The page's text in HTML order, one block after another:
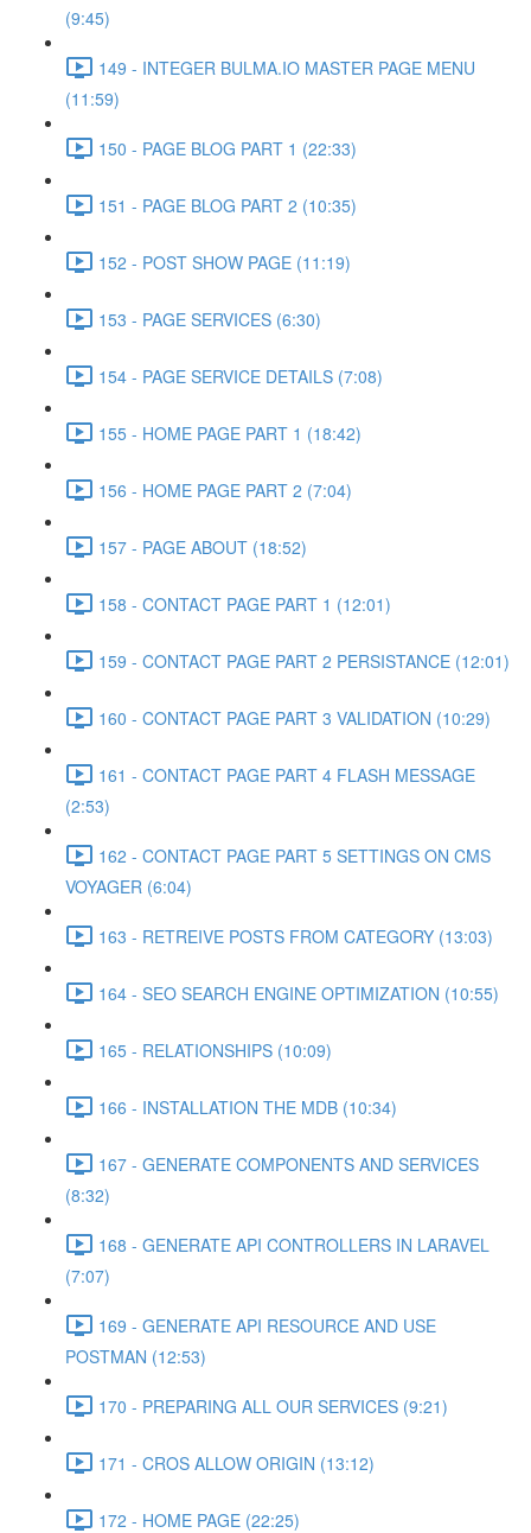
(9:45)
149 - INTEGER BULMA.IO MASTER PAGE MENU
(11:59)
150 - PAGE BLOG PART 1 (22:33)
151 - PAGE BLOG PART 2 (10:35)
152 - POST SHOW PAGE (11:19)
153 - PAGE SERVICES (6:30)
154 - PAGE SERVICE DETAILS (7:08)
155 - HOME PAGE PART 1 (18:42)
156 - HOME PAGE PART 2 (7:04)
157 - PAGE ABOUT (18:52)
158 - CONTACT PAGE PART 1 (12:01)
159 - CONTACT PAGE PART 2 PERSISTANCE (12:01)
160 - CONTACT PAGE PART 3 VALIDATION (10:29)
161 - CONTACT PAGE PART 4 FLASH MESSAGE
(2:53)
162 - CONTACT PAGE PART 5 SETTINGS ON CMS
VOYAGER (6:04)
163 - RETREIVE POSTS FROM CATEGORY (13:03)
164 - SEO SEARCH ENGINE OPTIMIZATION (10:55)
165 - RELATIONSHIPS (10:09)
166 - INSTALLATION THE MDB (10:34)
167 - GENERATE COMPONENTS AND SERVICES
(8:32)
168 - GENERATE API CONTROLLERS IN LARAVEL
(7:07)
169 - GENERATE API RESOURCE AND USE
POSTMAN (12:53)
170 - PREPARING ALL OUR SERVICES (9:21)
171 - CROS ALLOW ORIGIN (13:12)
172 - HOME PAGE (22:25)